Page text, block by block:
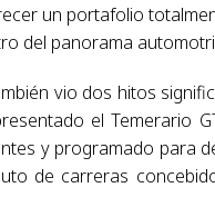
un portafolio
del panorama
vio dos hitos
el Temerario
y programado para
de carreras